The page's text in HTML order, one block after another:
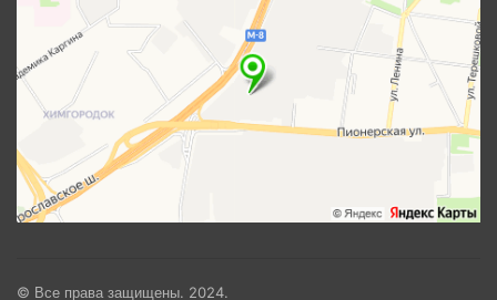
© Все права защищены. 2024.